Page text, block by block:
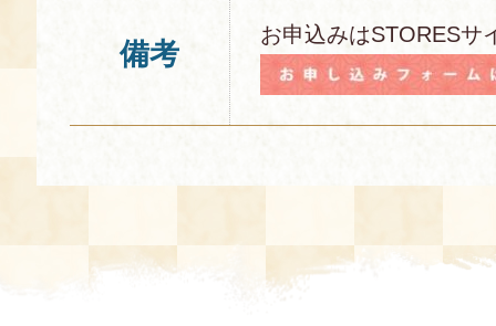
備考
お申込みはSTORESサ